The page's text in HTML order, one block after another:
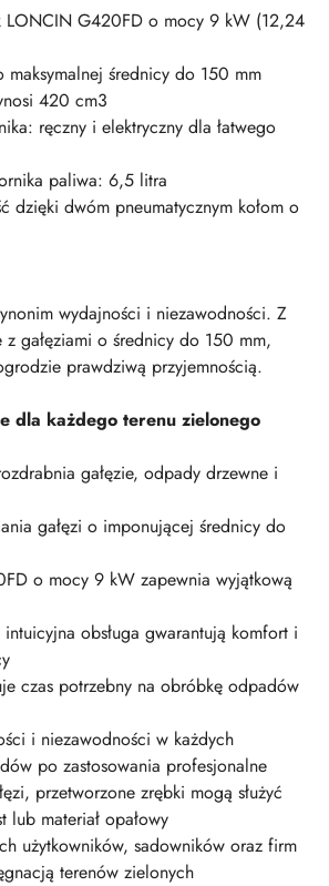
LONCIN G420FD o mocy 9 kW (12,24
maksymalnej średnicy do 150 mm
420 cm3
ręczny i elektryczny dla łatwego
paliwa: 6,5 litra
dzięki dwóm pneumatycznym kołom o
wydajności i niezawodności. Z
z gałęziami o średnicy do 150 mm,
prawdziwą przyjemnością.
dla każdego terenu zielonego
gałęzie, odpady drzewne i
gałęzi o imponującej średnicy do
o mocy 9 kW zapewnia wyjątkową
obsługa gwarantują komfort i
czas potrzebny na obróbkę odpadów
i niezawodności w każdych
po zastosowania profesjonalne
przetworzone zrębki mogą służyć
lub materiał opałowy
użytkowników, sadowników oraz firm
terenów zielonych